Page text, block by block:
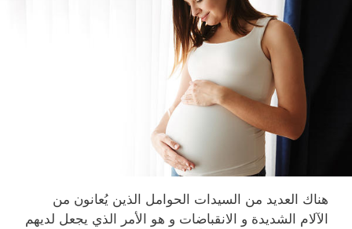
هناك العديد من السيدات الحوامل الذين يُعانون من
الآلام الشديدة و الانقباضات و هو الأمر الذي يجعل لديهم